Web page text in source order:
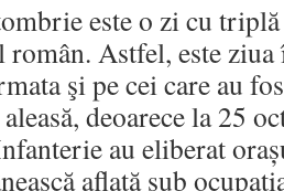
este o zi cu
Astfel, este ziua
şi pe cei care au
deoarece la 25
au eliberat
aflată sub